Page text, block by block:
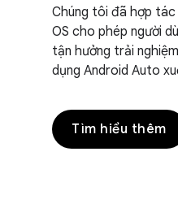
Chúng tôi đã hợp
OS cho phép người
tận hưởng trải
dụng Android Auto
Tìm hiểu thêm